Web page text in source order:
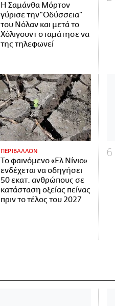
Η Σαμάνθα Μόρτον
γύρισε την “Οδύσσεια”
του Νόλαν και μετά το
Χόλιγουντ σταμάτησε να
της τηλεφωνεί
ΠΕΡΙΒΑΛΛΟΝ
Το φαινόμενο «Ελ Νίνιο»
ενδέχεται να οδηγήσει
50 εκατ. ανθρώπους σε
κατάσταση οξείας πείνας
πριν το τέλος του 2027